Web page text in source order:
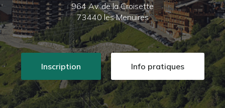
964 Av. de la Croisette
73440 les Menuires
Inscription Info pratiques